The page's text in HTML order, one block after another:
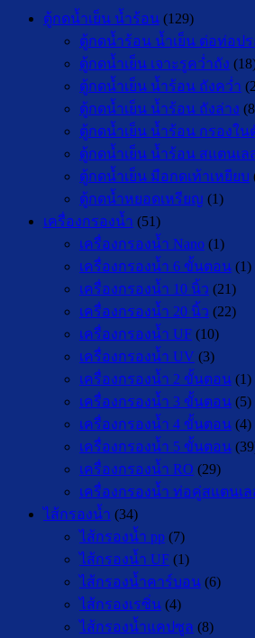
ตู้กดน้ำเย็น น้ำร้อน (129)
ตู้กดน้ำร้อน น้ำเย็น ต่อท่อปร
ตู้กดน้ำเย็น เจาะรูคว่ำถัง
ตู้กดน้ำเย็น น้ำร้อน ถังคว่ำ
ตู้กดน้ำเย็น น้ำร้อน ถังล่าง
ตู้กดน้ำเย็น น้ำร้อน กรองใน
ตู้กดน้ำเย็น น้ำร้อน สแตนเล
ตู้กดน้ำเย็น มือกดเท้าเหยียบ
ตู้กดน้ำหยอดเหรียญ (1)
เครื่องกรองน้ำ (51)
เครื่องกรองน้ำ Nano (1)
เครื่องกรองน้ำ 6 ขั้นตอน (1)
เครื่องกรองน้ำ 10 นิ้ว (21)
เครื่องกรองน้ำ 20 นิ้ว (22)
เครื่องกรองน้ำ UF (10)
เครื่องกรองน้ำ UV (3)
เครื่องกรองน้ำ 2 ขั้นตอน (1)
เครื่องกรองน้ำ 3 ขั้นตอน (5)
เครื่องกรองน้ำ 4 ขั้นตอน (4)
เครื่องกรองน้ำ 5 ขั้นตอน
เครื่องกรองน้ำ RO (29)
เครื่องกรองน้ำ ท่อคู่สแตนเล
ไส้กรองน้ำ (34)
ไส้กรองน้ำ pp (7)
ไส้กรองน้ำ UF (1)
ไส้กรองน้ำคาร์บอน (6)
ไส้กรองเรซิ่น (4)
ไส้กรองน้ำแคปซูล (8)